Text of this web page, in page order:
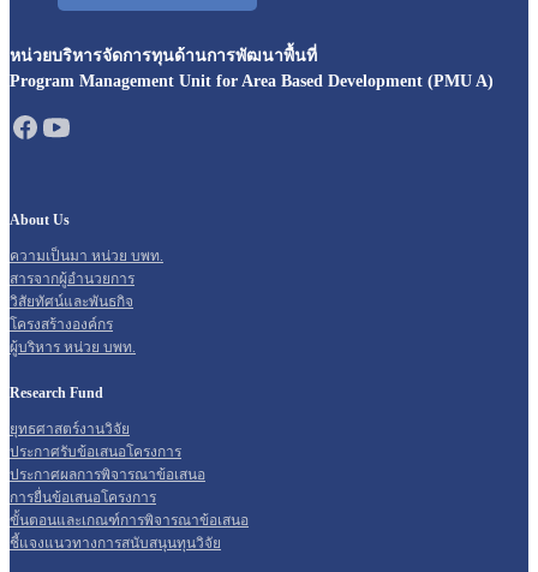
หน่วยบริหารจัดการทุนด้านการพัฒนาพื้นที่
Program Management Unit for Area Based Development (PMU A)
About Us
ความเป็นมา หน่วย บพท.
สารจากผู้อำนวยการ
วิสัยทัศน์และพันธกิจ
โครงสร้างองค์กร
ผู้บริหาร หน่วย บพท.
Research Fund
ยุทธศาสตร์งานวิจัย
ประกาศรับข้อเสนอโครงการ
ประกาศผลการพิจารณาข้อเสนอ
การยื่นข้อเสนอโครงการ
ขั้นตอนและเกณฑ์การพิจารณาข้อเสนอ
ชี้แจงแนวทางการสนับสนุนทุนวิจัย